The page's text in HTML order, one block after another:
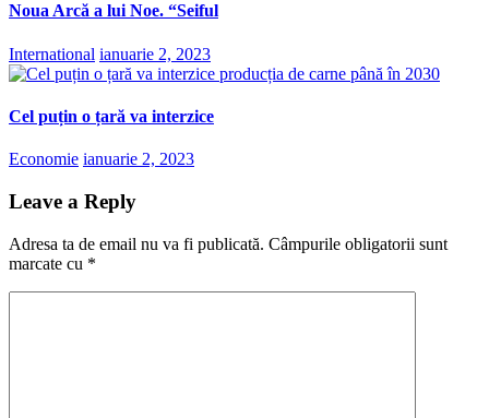
Noua Arcă a lui Noe. “Seiful
International ianuarie 2, 2023
Cel puțin o țară va interzice
Economie ianuarie 2, 2023
Leave a Reply
Adresa ta de email nu va fi publicată. Câmpurile obligatorii sunt
marcate cu *